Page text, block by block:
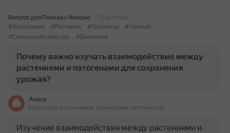
Вопрос для Поиска с Алисой
13 октября
#Агрономия
#Растения #Патогены
#Урожай
#СельскоеХозяйство
#Биология
Почему важно изучать взаимодействие между
растениями и патогенами для сохранения
урожая?
Алиса
На основе источников, возможны неточности
Изучение взаимодействия между растениями и